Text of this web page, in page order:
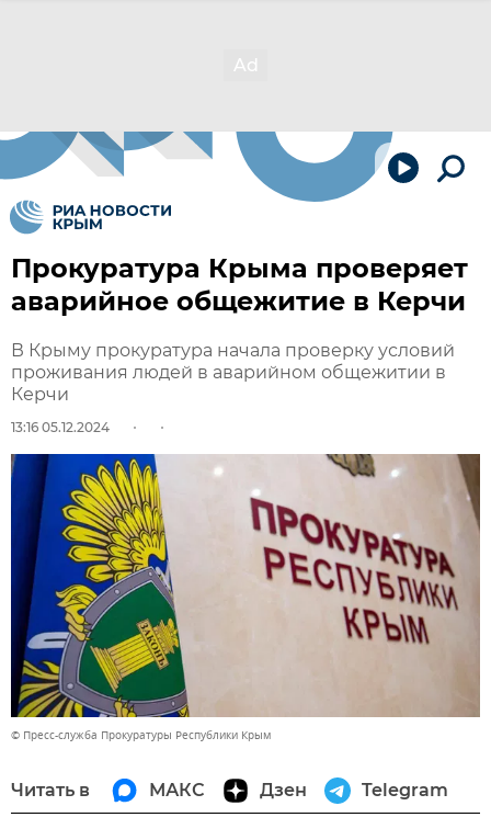
Прокуратура Крыма проверяет
аварийное общежитие в Керчи
В Крыму прокуратура начала проверку условий
проживания людей в аварийном общежитии в
Керчи
13:16 05.12.2024
© Пресс-служба Прокуратуры Республики Крым
Читать в МАКС Дзен Telegram